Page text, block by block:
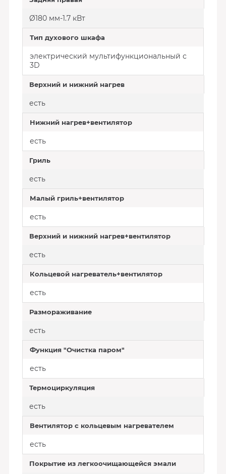
Ø180 мм-1.7 кВт
Тип духового шкафа
электрический мультифункциональный с
3D
Верхний и нижний нагрев
есть
Нижний нагрев+вентилятор
есть
Гриль
есть
Малый гриль+вентилятор
есть
Верхний и нижний нагрев+вентилятор
есть
Кольцевой нагреватель+вентилятор
есть
Размораживание
есть
Функция "Очистка паром"
есть
Термоциркуляция
есть
Вентилятор с кольцевым нагревателем
есть
Покрытие из легкоочищающейся эмали